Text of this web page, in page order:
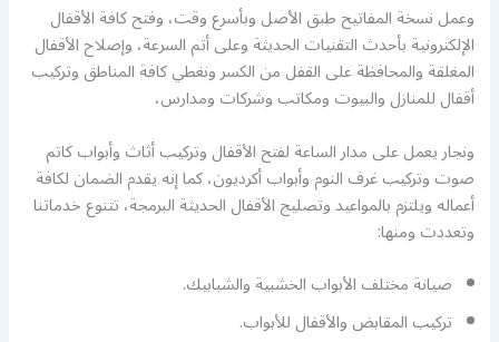
وعمل نسخة المفاتيح طبق الأصل وبأسرع وقت، وفتح كافة الأقفال
الإلكترونية بأحدث التقنيات الحديثة وعلى أتم السرعة، وإصلاح الأقفال
المغلقة والمحافظة على القفل من الكسر ونغطي كافة المناطق وتركيب
أقفال للمنازل والبيوت ومكاتب وشركات ومدارس،
ونجار يعمل على مدار الساعة لفتح الأقفال وتركيب أثاث وأبواب كاتم
صوت وتركيب غرف النوم وأبواب أكرديون، كما إنه يقدم الضمان لكافة
أعماله ويلتزم بالمواعيد وتصليح الأقفال الحديثة البرمجة، تتنوع خدماتنا
وتعددت ومنها:
صيانة مختلف الأبواب الخشبية والشبابيك.
تركيب المقابض والأقفال للأبواب.